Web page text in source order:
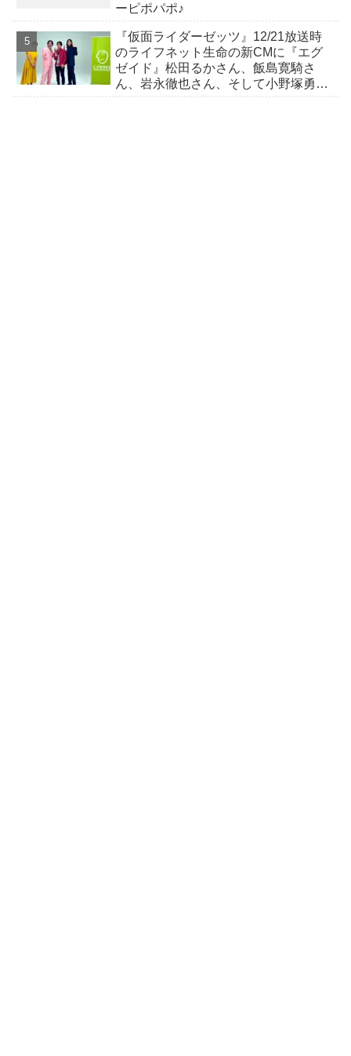
ーピポパポ♪
『仮面ライダーゼッツ』12/21放送時
のライフネット生命の新CMに『エグ
ゼイド』松田るかさん、飯島寛騎さ
ん、岩永徹也さん、そして小野塚勇人